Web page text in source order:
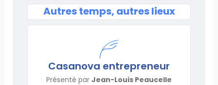
Autres temps, autres lieux
Casanova entrepreneur
Présenté par Jean-Louis Peaucelle